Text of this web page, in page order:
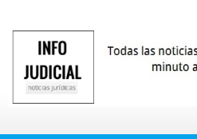
contenido